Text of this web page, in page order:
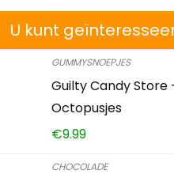
U kunt
GUMMYSNOEPJES
Guilty Candy Store
Octopusjes
€9.99
CHOCOLADE